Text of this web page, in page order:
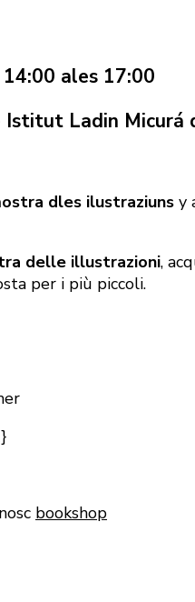
ales 17:00
Ladin Micurá
dles ilustraziuns y
delle illustrazioni,
per i più piccoli.
bookshop